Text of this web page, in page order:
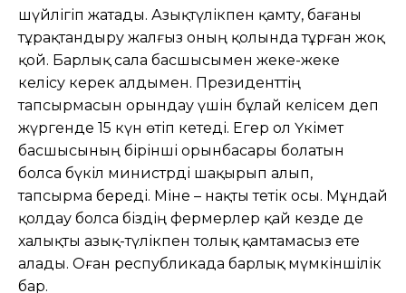
шүйлігіп жатады. Азықтүлікпен қамту, бағаны
тұрақтандыру жалғыз оның қолында тұрған жоқ
қой. Барлық сала басшысымен жеке-жеке
келісу керек алдымен. Президенттің
тапсырмасын орындау үшін бұлай келісем деп
жүргенде 15 күн өтіп кетеді. Егер ол Үкімет
басшысының бірінші орынбасары болатын
болса бүкіл министрді шақырып алып,
тапсырма береді. Міне – нақты тетік осы. Мұндай
қолдау болса біздің фермерлер қай кезде де
халықты азық-түлікпен толық қамтамасыз ете
алады. Оған республикада барлық мүмкіншілік
бар.